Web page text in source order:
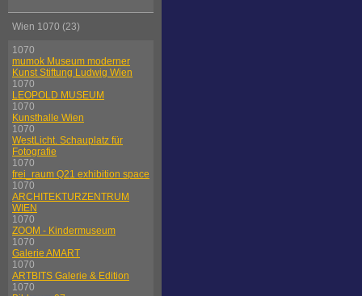
Wien 1070 (23)
1070
mumok Museum moderner
Kunst Stiftung Ludwig Wien
1070
LEOPOLD MUSEUM
1070
Kunsthalle Wien
1070
WestLicht. Schauplatz für
Fotografie
1070
frei_raum Q21 exhibition space
1070
ARCHITEKTURZENTRUM
WIEN
1070
ZOOM - Kindermuseum
1070
Galerie AMART
1070
ARTBITS Galerie & Edition
1070